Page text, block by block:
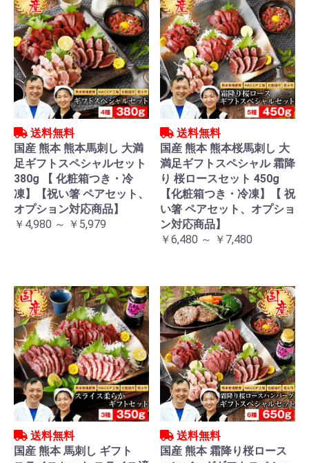
送料無料
国産 熊本 熊本馬刺し 大満
足ギフトスペシャルセット
380g 【 化粧箱つき・冷
凍】【祝い箸 ペアセット、
オプション対応商品】
￥4,980 ～ ￥5,979
送料無料
国産 熊本 熊本桜馬刺し 大
満足ギフトスペシャル 霜降
り 桜ロースセット 450g
【化粧箱つき・冷凍】【 祝
い箸 ペアセット、オプショ
ン対応商品】
￥6,480 ～ ￥7,480
送料無料
国産 熊本 馬刺し ギフト
送料無料
国産 熊本 霜降り桜ロース